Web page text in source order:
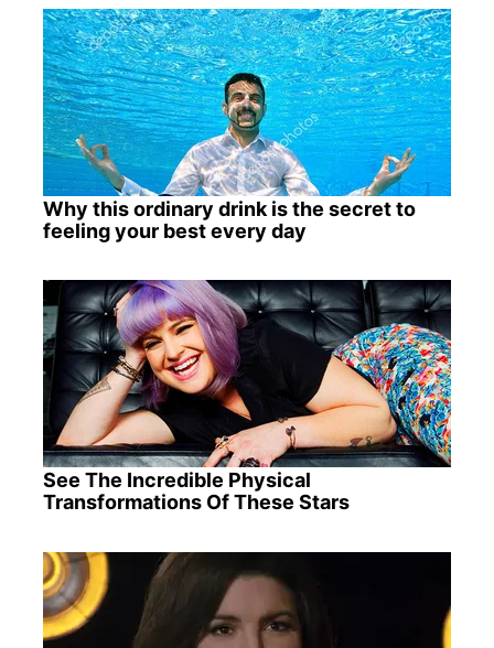
Why this ordinary drink is the secret to
feeling your best every day
See The Incredible Physical
Transformations Of These Stars